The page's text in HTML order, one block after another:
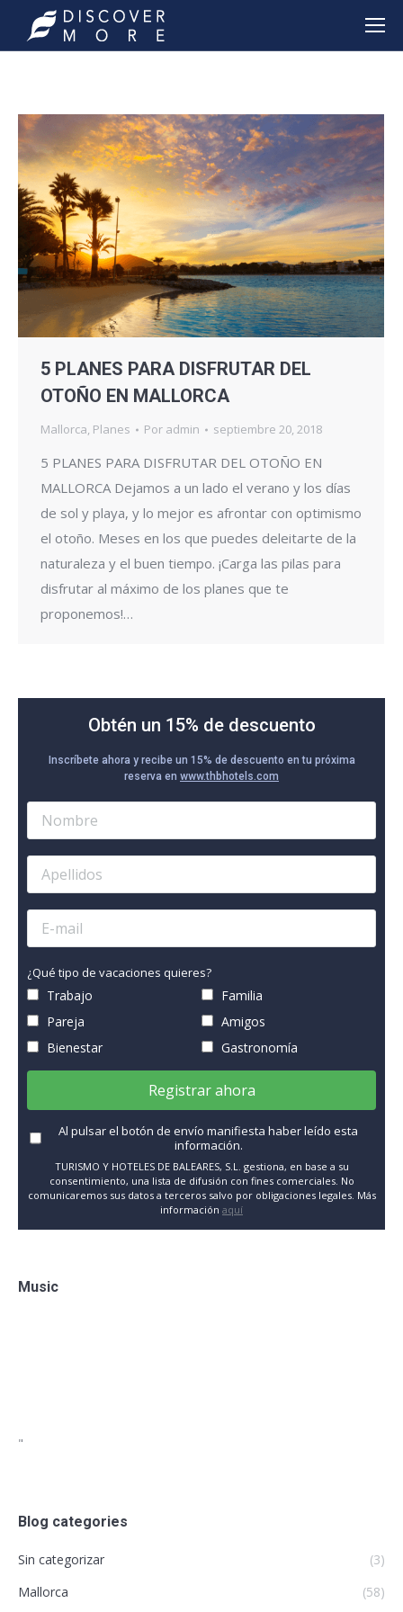
5 PLANES PARA DISFRUTAR DEL
OTOÑO EN MALLORCA
Mallorca, Planes Por admin septiembre 20, 2018
5 PLANES PARA DISFRUTAR DEL OTOÑO EN
MALLORCA Dejamos a un lado el verano y los días
de sol y playa, y lo mejor es afrontar con optimismo
el otoño. Meses en los que puedes deleitarte de la
naturaleza y el buen tiempo. ¡Carga las pilas para
disfrutar al máximo de los planes que te
proponemos!…
Obtén un 15% de descuento
Inscríbete ahora y recibe un 15% de descuento en tu próxima
reserva en www.thbhotels.com
¿Qué tipo de vacaciones quieres?
Trabajo
Familia
Pareja
Amigos
Bienestar
Gastronomía
Registrar ahora
Al pulsar el botón de envío manifiesta haber leído esta
información.
TURISMO Y HOTELES DE BALEARES, S.L. gestiona, en base a su
consentimiento, una lista de difusión con fines comerciales. No
comunicaremos sus datos a terceros salvo por obligaciones legales. Más
información aquí
Music
"
Blog categories
Sin categorizar
(3)
Mallorca
(58)